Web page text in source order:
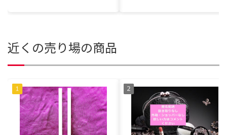
近くの売り場の商品